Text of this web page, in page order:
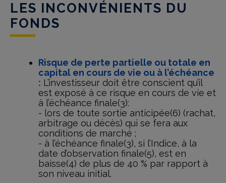
LES INCONVÉNIENTS DU
FONDS
Risque de perte partielle ou totale en
capital en cours de vie ou à l’échéance
: L’investisseur doit être conscient qu’il
est exposé à ce risque en cours de vie et
à l’échéance finale(3):
- lors de toute sortie anticipée(6) (rachat,
arbitrage ou décès) qui se fera aux
conditions de marché ;
- à l’échéance finale(3), si l’Indice, à la
date d’observation finale(5), est en
baisse(4) de plus de 40 % par rapport à
son niveau initial.